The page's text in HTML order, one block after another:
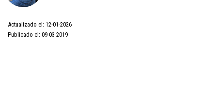
Actualizado el: 12-01-2026
Publicado el: 09-03-2019